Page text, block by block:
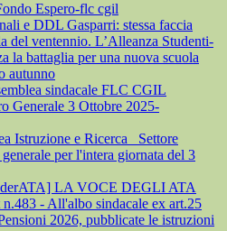
Espero-flc cgil
e DDL Gasparri: stessa faccia
del ventennio. L’Alleanza Studenti-
la battaglia per una nuova scuola
autunno
sindacale FLC CGIL
Generale 3 Ottobre 2025-
Istruzione e Ricerca_ Settore
per l'intera giornata del 3
LA VOCE DEGLI ATA
- All'albo sindacale ex art.25
2026, pubblicate le istruzioni